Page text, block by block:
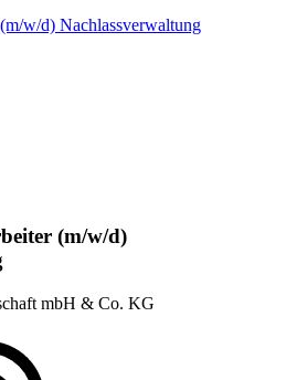
w/d) Nachlassverwaltung
(m/w/d)
mbH & Co. KG